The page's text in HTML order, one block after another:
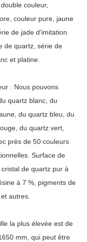
couleur,
couleur pure, jaune
de jade d'imitation
de quartz, série de
et platine.
: Nous pouvons
quartz blanc, du
du quartz bleu, du
du quartz vert,
près de 50 couleurs
Surface de
de quartz pur à
à 7 %, pigments de
autres.
la plus élevée est de
mm, qui peut être